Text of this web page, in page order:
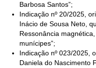
Barbosa Santos”;
Indicação nº 20/2025,
Inácio de Sousa Neto,
Ressonância
munícipes”;
Indicação nº 023/2025,
Daniela do Nascimento